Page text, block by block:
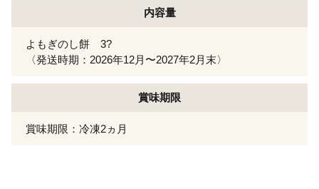
内容量
よもぎのし餅 3?
〈発送時期：2026年12月〜2027年2月末〉
賞味期限
賞味期限：冷凍2ヵ月